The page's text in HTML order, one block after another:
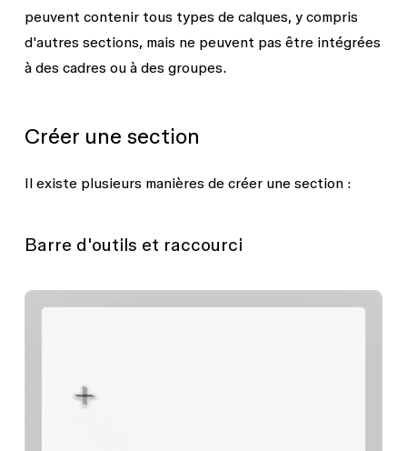
peuvent contenir tous types de calques, y compris
d'autres sections, mais ne peuvent pas être intégrées
à des cadres ou à des groupes.
Créer une section
Il existe plusieurs manières de créer une section :
Barre d'outils et raccourci